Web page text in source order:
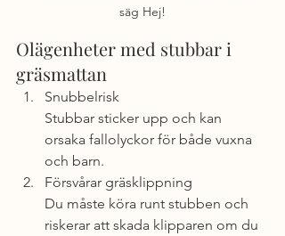
säg Hej!
Olägenheter med stubbar i
gräsmattan
Snubbelrisk
Stubbar sticker upp och kan
orsaka fallolyckor för både vuxna
och barn.
Försvårar gräsklippning
Du måste köra runt stubben och
riskerar att skada klipparen om du